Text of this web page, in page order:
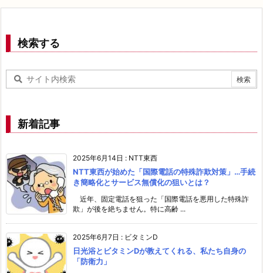
検索する
新着記事
2025年6月14日 : NTT東西
NTT東西が始めた「国際電話の特殊詐欺対策」…手続
き簡略化とサービス無償化の狙いとは？
近年、固定電話を狙った「国際電話を悪用した特殊詐
欺」が後を絶ちません。特に高齢 ...
2025年6月7日 : ビタミンD
日光浴とビタミンDが教えてくれる、私たち自身の
「防衛力」